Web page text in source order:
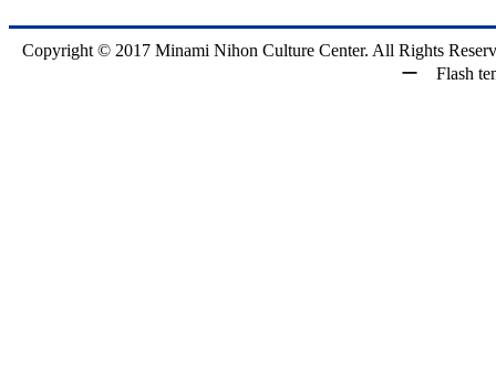
Copyright © 2017 Minami Nihon Culture Center. All Rights
ー Flash